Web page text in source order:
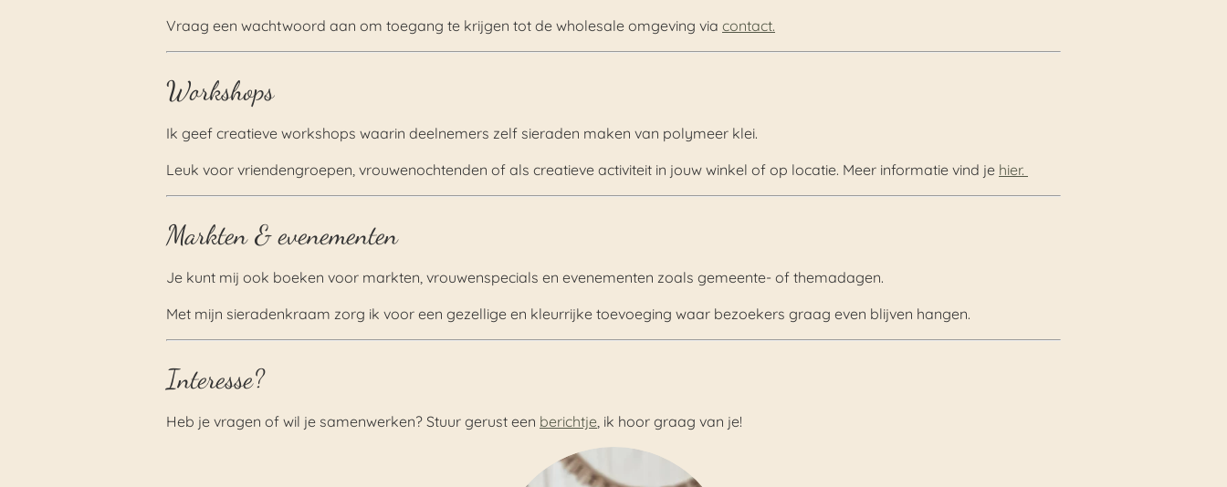
Vraag een wachtwoord aan om toegang te krijgen tot de wholesale omgeving via contact.
Workshops
Ik geef creatieve workshops waarin deelnemers zelf sieraden maken van polymeer klei.
Leuk voor vriendengroepen, vrouwenochtenden of als creatieve activiteit in jouw winkel of op locatie. Meer informatie vind je hier.
Markten & evenementen
Je kunt mij ook boeken voor markten, vrouwenspecials en evenementen zoals gemeente- of themadagen.
Met mijn sieradenkraam zorg ik voor een gezellige en kleurrijke toevoeging waar bezoekers graag even blijven hangen.
Interesse?
Heb je vragen of wil je samenwerken? Stuur gerust een berichtje, ik hoor graag van je!